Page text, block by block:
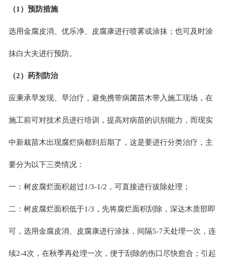
（1）预防措施
选用金腐皮消、优乐净、皮腐康进行喷雾或涂抹；也可及时涂
抹白大夫进行预防。
（2）药剂防治
应秉承早发现、早治疗，避免携带病菌苗木带入施工现场，在
施工前可对技术员进行培训，提高对病苗的识别能力，而现实
中新栽苗木出现腐烂病都到后期了，这是要进行分类治疗，主
要分为以下三类情况：
一：树皮腐烂面积超过1/3-1/2，可直接进行拔除处理；
二：树皮腐烂面积低于1/3，先将腐烂面积刮除，深达木质部即
可，选用金腐皮消、皮腐康进行涂抹，间隔5-7天处理一次，连
续2-4次，在秋季再处理一次，便于刮除的伤口尽快愈合；引起